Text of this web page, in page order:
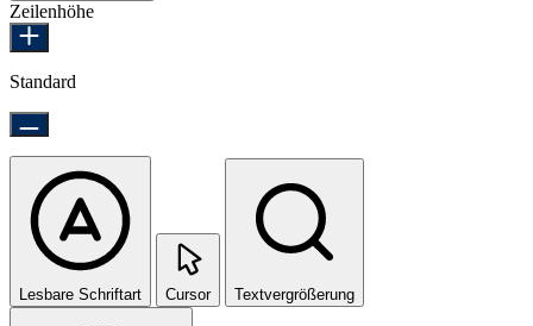
Zeilenhöhe
Standard
Lesbare Schriftart Cursor Textvergrößerung